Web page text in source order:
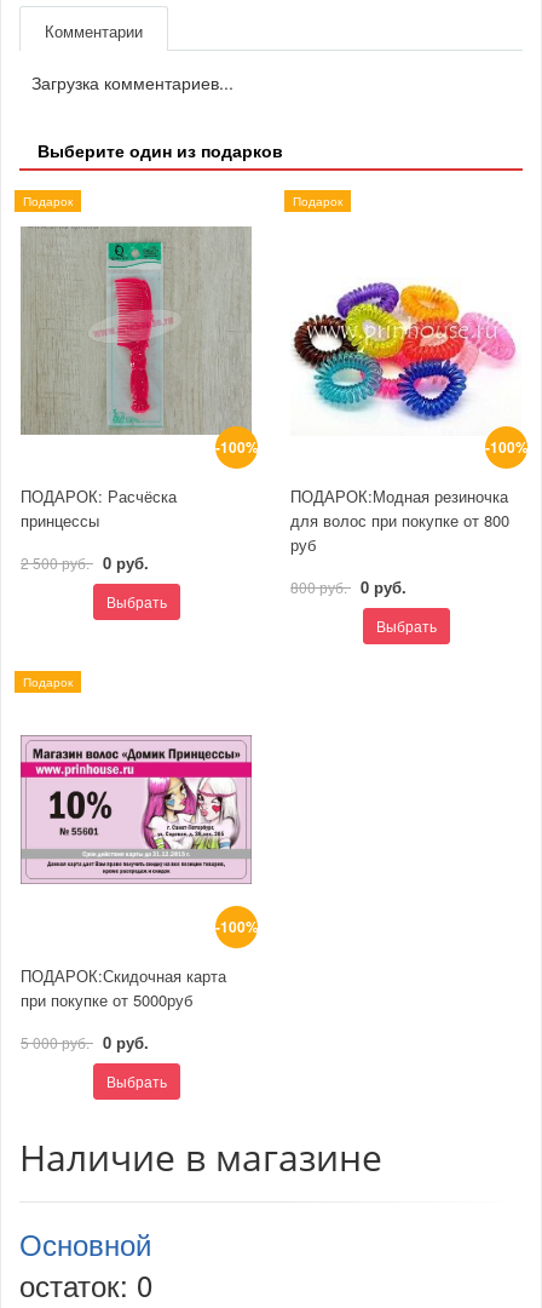
Комментарии
Загрузка комментариев...
Выберите один из подарков
-100%
Подарок
ПОДАРОК: Расчёска
принцессы
2 500 руб. 0 руб.
Выбрать
-100%
Подарок
ПОДАРОК:Модная резиночка
для волос при покупке от 800
руб
800 руб. 0 руб.
Выбрать
-100%
Подарок
ПОДАРОК:Скидочная карта
при покупке от 5000руб
5 000 руб. 0 руб.
Выбрать
Наличие в магазине
Основной
остаток: 0